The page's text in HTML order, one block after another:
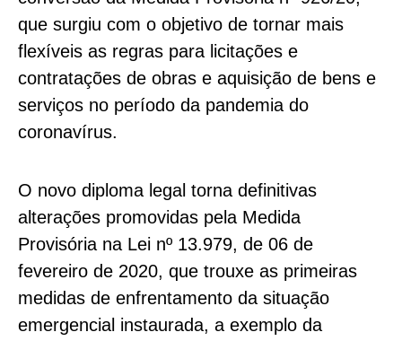
que surgiu com o objetivo de tornar mais
flexíveis as regras para licitações e
contratações de obras e aquisição de bens e
serviços no período da pandemia do
coronavírus.
O novo diploma legal torna definitivas
alterações promovidas pela Medida
Provisória na Lei nº 13.979, de 06 de
fevereiro de 2020, que trouxe as primeiras
medidas de enfrentamento da situação
emergencial instaurada, a exemplo da